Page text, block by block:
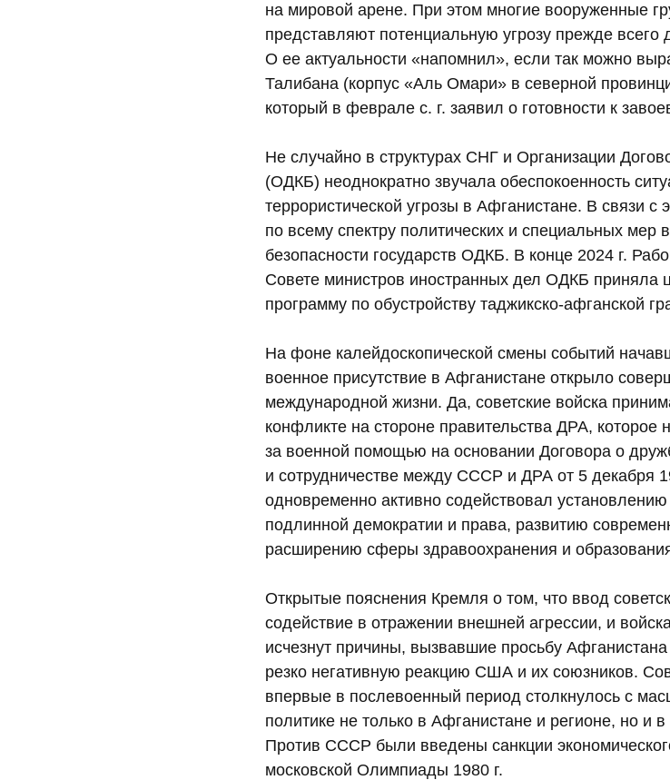
на мировой арене. При этом многие вооруженные
представляют потенциальную угрозу прежде всего
О ее актуальности «напомнил», если так можно
Талибана (корпус «Аль Омари» в северной
который в феврале с. г. заявил о готовности к
Не случайно в структурах СНГ и Организации
(ОДКБ) неоднократно звучала обеспокоенность
террористической угрозы в Афганистане. В связи с
по всему спектру политических и специальных мер
безопасности государств ОДКБ. В конце 2024 г.
Совете министров иностранных дел ОДКБ приняла
программу по обустройству таджикско-афганской
На фоне калейдоскопической смены событий
военное присутствие в Афганистане открыло
международной жизни. Да, советские войска
конфликте на стороне правительства ДРА, которое
за военной помощью на основании Договора о
и сотрудничестве между СССР и ДРА от 5 декабря
одновременно активно содействовал
подлинной демократии и права, развитию
расширению сферы здравоохранения и
Открытые пояснения Кремля о том, что ввод
содействие в отражении внешней агрессии, и
исчезнут причины, вызвавшие просьбу
резко негативную реакцию США и их союзников.
впервые в послевоенный период столкнулось с
политике не только в Афганистане и регионе, но и
Против СССР были введены санкции
московской Олимпиады 1980 г.